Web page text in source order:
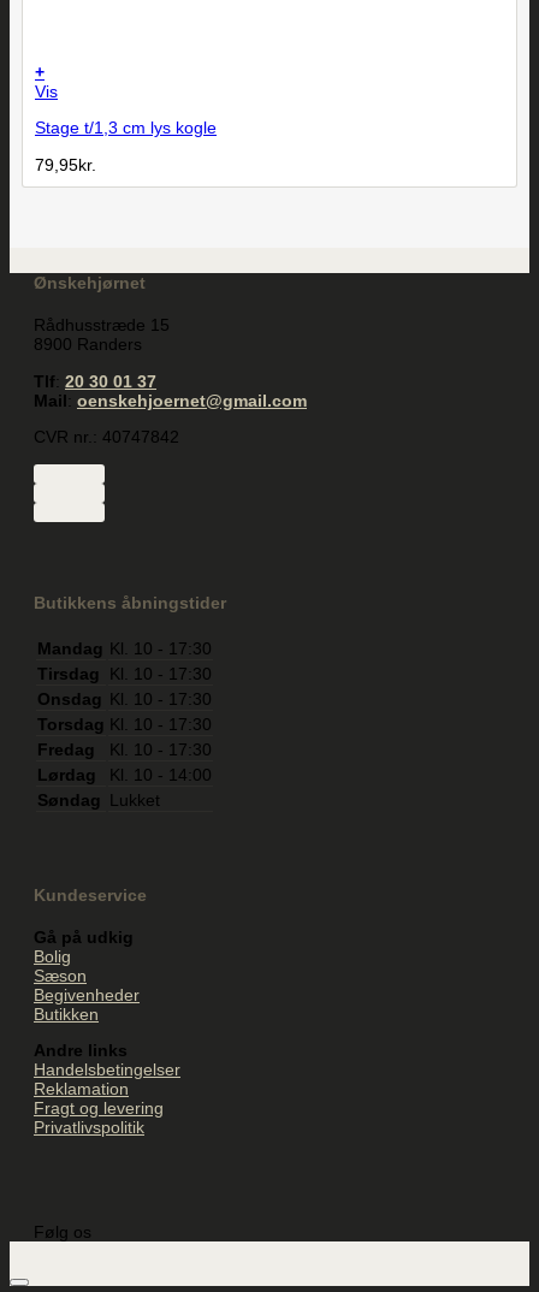
+
Vis
Stage t/1,3 cm lys kogle
79,95kr.
Ønskehjørnet
Rådhusstræde 15
8900 Randers
Tlf: 20 30 01 37
Mail: oenskehjoernet@gmail.com
CVR nr.: 40747842
Butikkens åbningstider
Mandag Kl. 10 - 17:30
Tirsdag
Kl. 10 - 17:30
Onsdag Kl. 10 - 17:30
Torsdag Kl. 10 - 17:30
Fredag
Kl. 10 - 17:30
Lørdag
Kl. 10 - 14:00
Søndag
Lukket
Kundeservice
Gå på udkig
Bolig
Sæson
Begivenheder
Butikken
Andre links
Handelsbetingelser
Reklamation
Fragt og levering
Privatlivspolitik
Følg os